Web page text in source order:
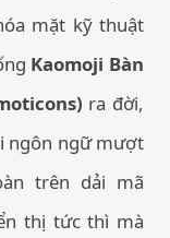
mặt kỹ thuật
Kaomoji Bàn
ra đời,
ngôn ngữ mượt
trên dải mã
thị tức thì mà